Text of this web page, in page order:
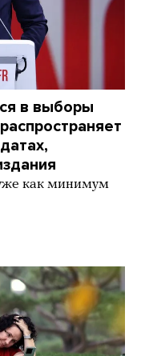
в выборы
как минимум